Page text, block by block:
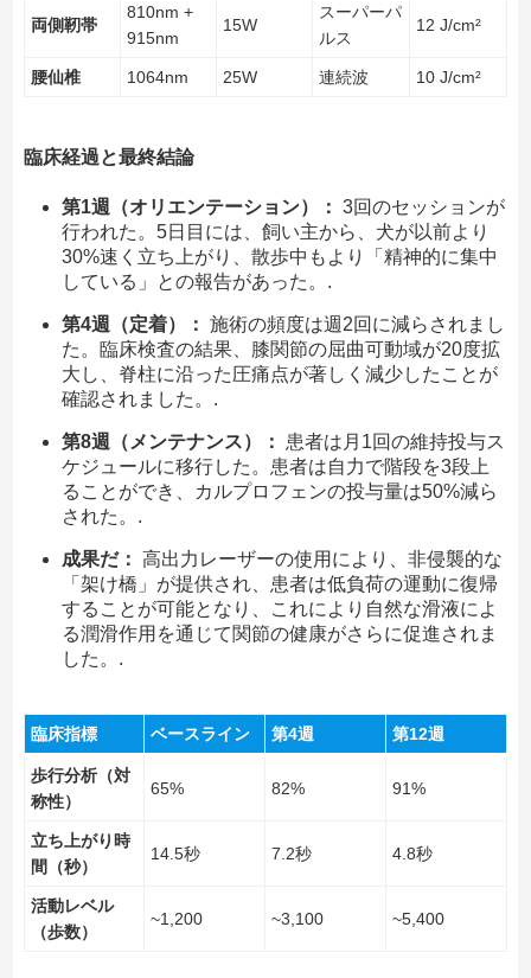
両側靭帯
810nm +
915nm
15W
スーパーパ
ルス
12 J/cm²
腰仙椎 1064nm 25W 連続波 10 J/cm²
臨床経過と最終結論
第1週（オリエンテーション）： 3回のセッションが
行われた。5日目には、飼い主から、犬が以前より
30%速く立ち上がり、散歩中もより「精神的に集中
している」との報告があった。.
第4週（定着）： 施術の頻度は週2回に減らされまし
た。臨床検査の結果、膝関節の屈曲可動域が20度拡
大し、脊柱に沿った圧痛点が著しく減少したことが
確認されました。.
第8週（メンテナンス）：
患者は月1回の維持投与ス
ケジュールに移行した。患者は自力で階段を3段上
ることができ、カルプロフェンの投与量は50%減ら
された。.
成果だ： 高出力レーザーの使用により、非侵襲的な
「架け橋」が提供され、患者は低負荷の運動に復帰
することが可能となり、これにより自然な滑液によ
る潤滑作用を通じて関節の健康がさらに促進されま
した。.
臨床指標 ベースライン 第4週 第12週
歩行分析（対
称性）
65% 82% 91%
立ち上がり時
間（秒）
14.5秒 7.2秒 4.8秒
活動レベル
（歩数）
~1,200 ~3,100 ~5,400